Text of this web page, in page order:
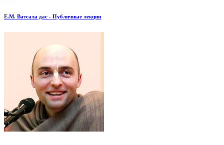
Е.М. Ватсала дас - Публичные лекции